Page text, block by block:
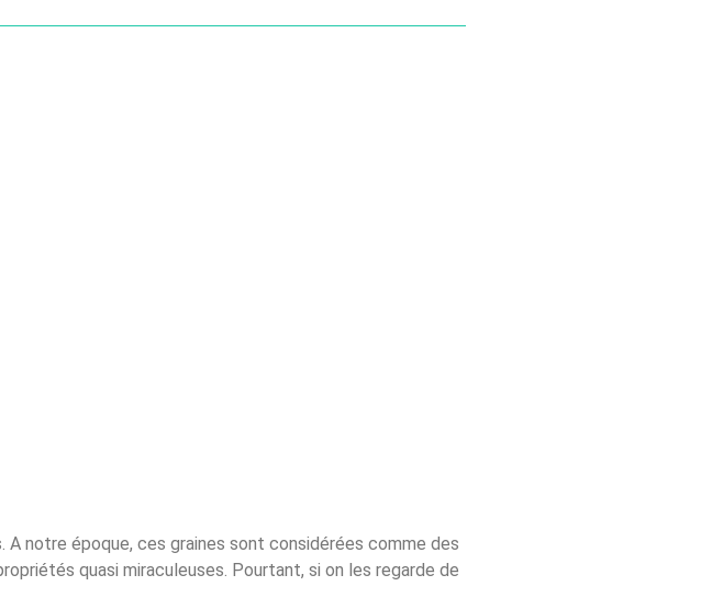
A notre époque, ces graines sont considérées comme des
quasi miraculeuses. Pourtant, si on les regarde de